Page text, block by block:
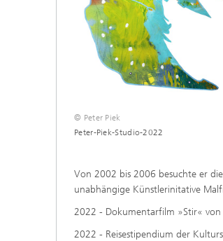
© Peter Piek
Peter-Piek-Studio-2022
Von 2002 bis 2006 besuchte er
unabhängige Künstlerinitative
2022 - Dokumentarfilm »Stir« von
2022 - Reisestipendium der